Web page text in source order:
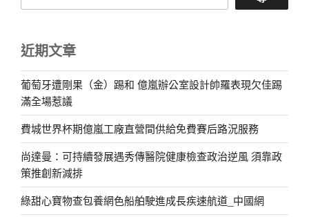
近期文章
葡萄牙遭剛果（金）踢和 億嵐辦公室設計帥羅表現欠佳踢
滿全場惹議
費城世界杯期億嵐工廠直營間供給免費賽后路況服務
尚達曼：可持續發展遇秀傳醫院健康檢查政治逆風 須靠政
策推創新減排
綠甜心寶物查包養網色船舶駛進成長疾速航道_中國網